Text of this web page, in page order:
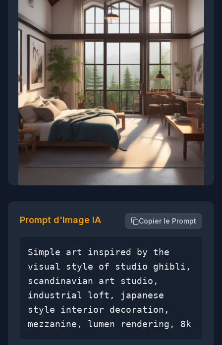
Prompt d'Image IA Copier le Prompt
Simple art inspired by the
visual style of studio ghibli,
scandinavian art studio,
industrial loft, japanese
style interior decoration,
mezzanine, lumen rendering, 8k